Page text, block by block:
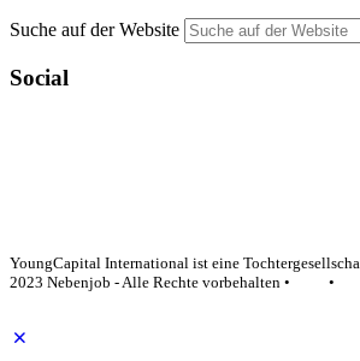
Suche auf der Website
Social
YoungCapital International ist eine
2023 Nebenjob - Alle Rechte vorbehalten •
•